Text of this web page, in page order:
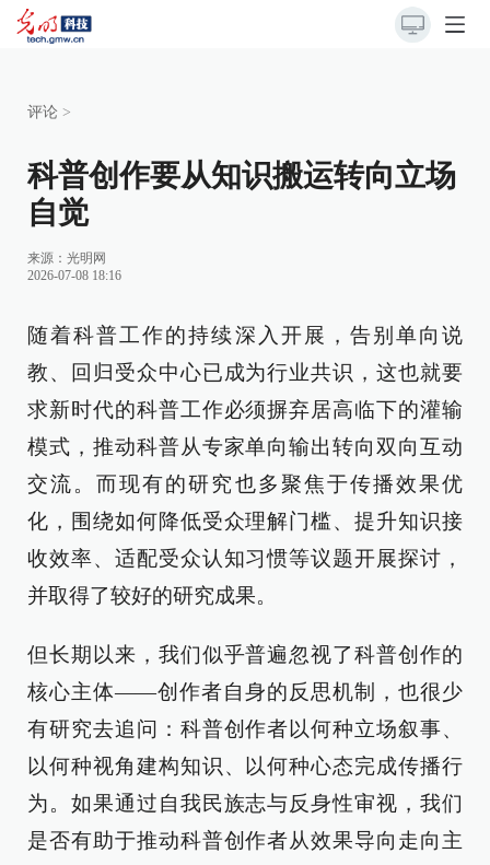
评论 >
科普创作要从知识搬运转向立场
自觉
来源： 光明网
2026-07-08 18:16
随着科普工作的持续深入开展，告别单向说
教、回归受众中心已成为行业共识，这也就要
求新时代的科普工作必须摒弃居高临下的灌输
模式，推动科普从专家单向输出转向双向互动
交流。而现有的研究也多聚焦于传播效果优
化，围绕如何降低受众理解门槛、提升知识接
收效率、适配受众认知习惯等议题开展探讨，
并取得了较好的研究成果。
但长期以来，我们似乎普遍忽视了科普创作的
核心主体——创作者自身的反思机制，也很少
有研究去追问：科普创作者以何种立场叙事、
以何种视角建构知识、以何种心态完成传播行
为。如果通过自我民族志与反身性审视，我们
是否有助于推动科普创作者从效果导向走向主